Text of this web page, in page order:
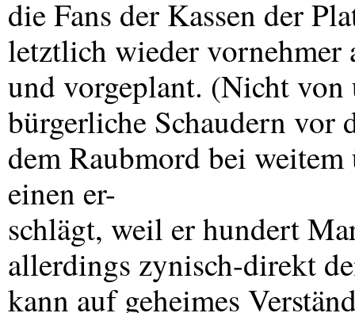
die Fans der Kassen der
letztlich wieder vornehmer
und vorgeplant. (Nicht von
bürgerliche Schaudern
dem Raubmord bei
einen er-
schlägt, weil er hundert
allerdings zynisch-direkt
kann auf geheimes